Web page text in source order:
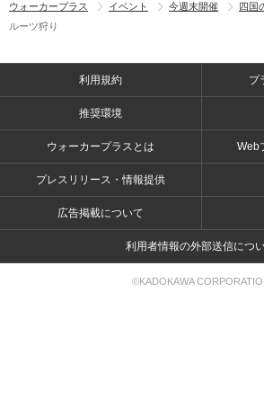
ウォーカープラス イベント 今週末開催 四国
ルーツ狩り
利用規約 プ
推奨環境
ウォーカープラスとは Web
プレスリリース・情報提供
広告掲載について
利用者情報の外部送信につ
©KADOKAWA